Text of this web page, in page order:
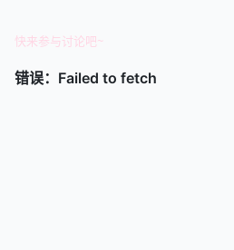
快来参与讨论吧~